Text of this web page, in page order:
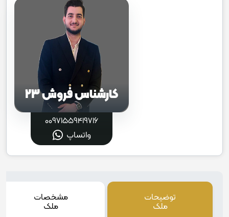
کارشناس فروش 23
00971559419716
واتساپ
توضیحات
ملک
مشخصات
ملک